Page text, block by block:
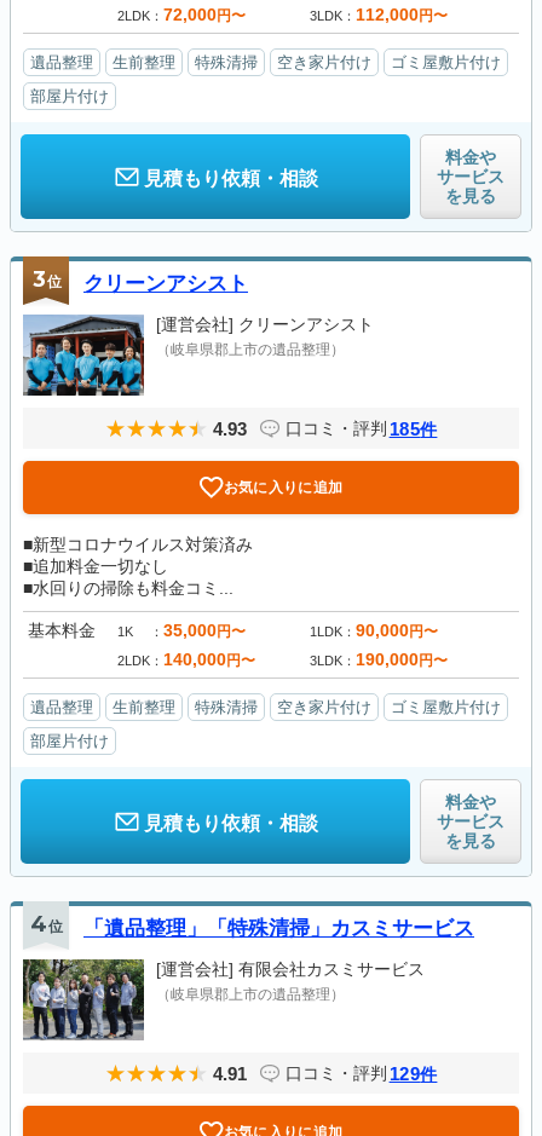
2LDK 72,000円〜 3LDK 112,000円〜
遺品整理 生前整理 特殊清掃 空き家片付け
ゴミ屋敷片付け
部屋片付け
見積もり依頼・相談
料金や
サービス
を見る
3位 クリーンアシスト
[運営会社] クリーンアシスト
（岐阜県郡上市の遺品整理）
4.93 口コミ・評判 185件
お気に入りに追加
■新型コロナウイルス対策済み
■追加料金一切なし
■水回りの掃除も料金コミ...
基本料金 1K 35,000円〜 1LDK 90,000円〜
2LDK 140,000円〜 3LDK 190,000円〜
遺品整理 生前整理 特殊清掃 空き家片付け
ゴミ屋敷片付け
部屋片付け
見積もり依頼・相談
料金や
サービス
を見る
4位 「遺品整理」「特殊清掃」カスミサービス
[運営会社] 有限会社カスミサービス
（岐阜県郡上市の遺品整理）
4.91 口コミ・評判 129件
お気に入りに追加